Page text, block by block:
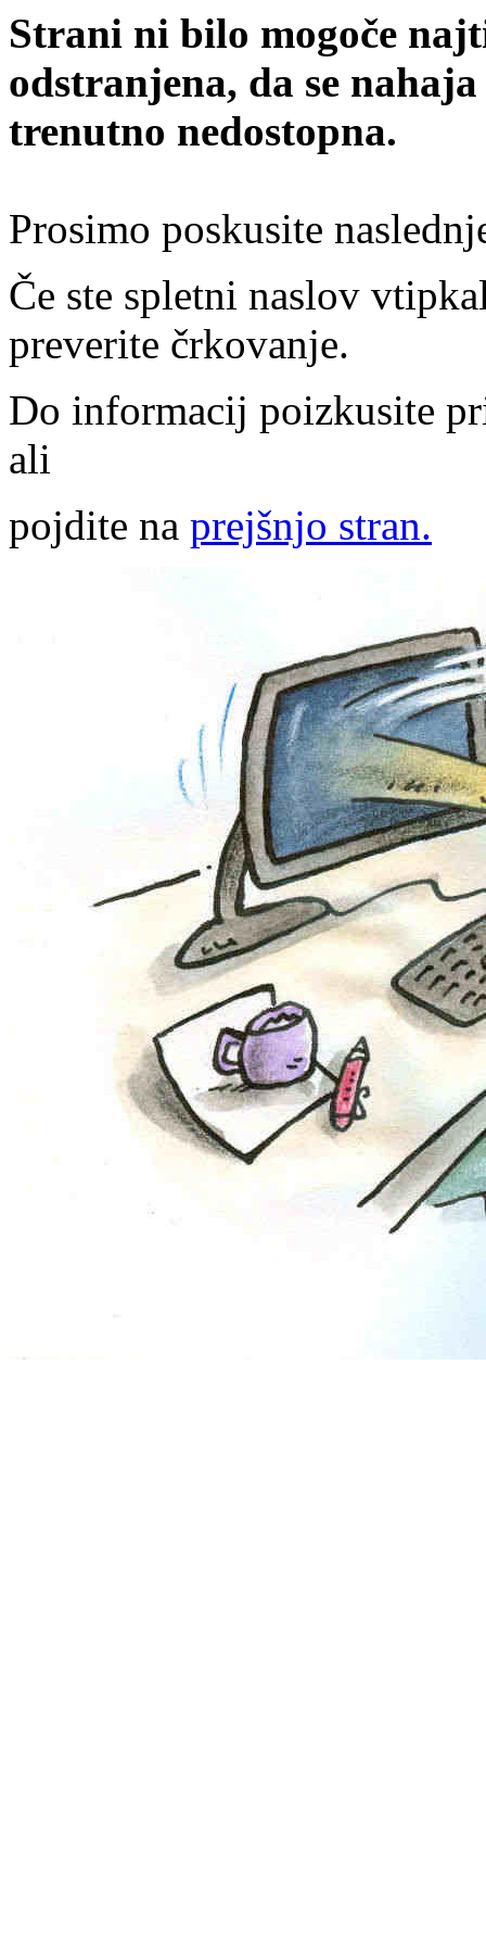
Strani ni bilo mogoče
odstranjena, da se
trenutno nedostopna.
Prosimo poskusite
Če ste spletni naslov
preverite črkovanje.
Do informacij poizkusite
ali
pojdite na prejšnjo stran.